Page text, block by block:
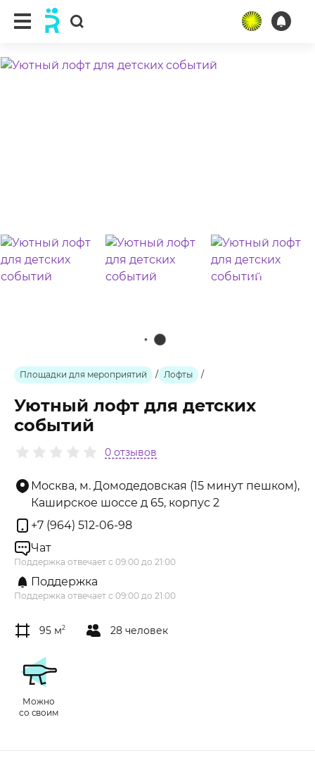
Площадки для мероприятий / Лофты /
Уютный лофт для детских
событий
0 отзывов
Москва, м. Домодедовская (15 минут пешком),
Каширское шоссе д 65, корпус 2
+7 (964) 512-06-98
Чат
Поддержка отвечает с 09:00 до 21:00
Поддержка
Поддержка отвечает с 09:00 до 21:00
95 м2 28 человек
Можно
со своим